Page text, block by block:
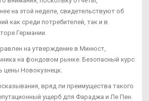
на этой неделе, свидетельствуют об
как среди потребителей, так и в
Германии.
на утверждение в Минюст,
на фондовом рынке. Безопасный курс
цены Новокузнецк.
вряд ли преимущества такого
ущерб для Фараджа и Ле Пен.